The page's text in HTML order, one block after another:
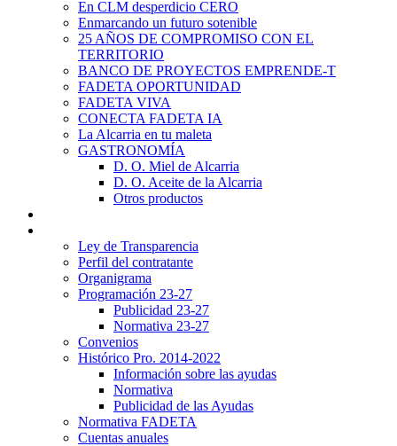
En CLM desperdicio CERO
Enmarcando un futuro sotenible
25 AÑOS DE COMPROMISO CON EL
TERRITORIO
BANCO DE PROYECTOS EMPRENDE-T
FADETA OPORTUNIDAD
FADETA VIVA
CONECTA FADETA IA
La Alcarria en tu maleta
GASTRONOMÍA
D. O. Miel de Alcarria
D. O. Aceite de la Alcarria
Otros productos
Ley de Transparencia
Perfil del contratante
Organigrama
Programación 23-27
Publicidad 23-27
Normativa 23-27
Convenios
Histórico Pro. 2014-2022
Información sobre las ayudas
Normativa
Publicidad de las Ayudas
Normativa FADETA
Cuentas anuales